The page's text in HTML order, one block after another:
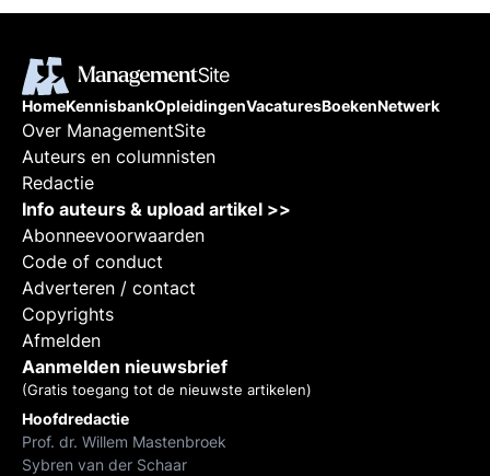
HomeKennisbankOpleidingenVacaturesBoekenNetwerk
Over ManagementSite
Auteurs en columnisten
Redactie
Info auteurs & upload artikel >>
Abonneevoorwaarden
Code of conduct
Adverteren / contact
Copyrights
Afmelden
Aanmelden nieuwsbrief
(Gratis toegang tot de nieuwste artikelen)
Hoofdredactie
Prof. dr. Willem Mastenbroek
Sybren van der Schaar